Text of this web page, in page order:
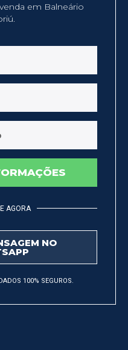
em Balneário
AGORA
NO
100% SEGUROS.